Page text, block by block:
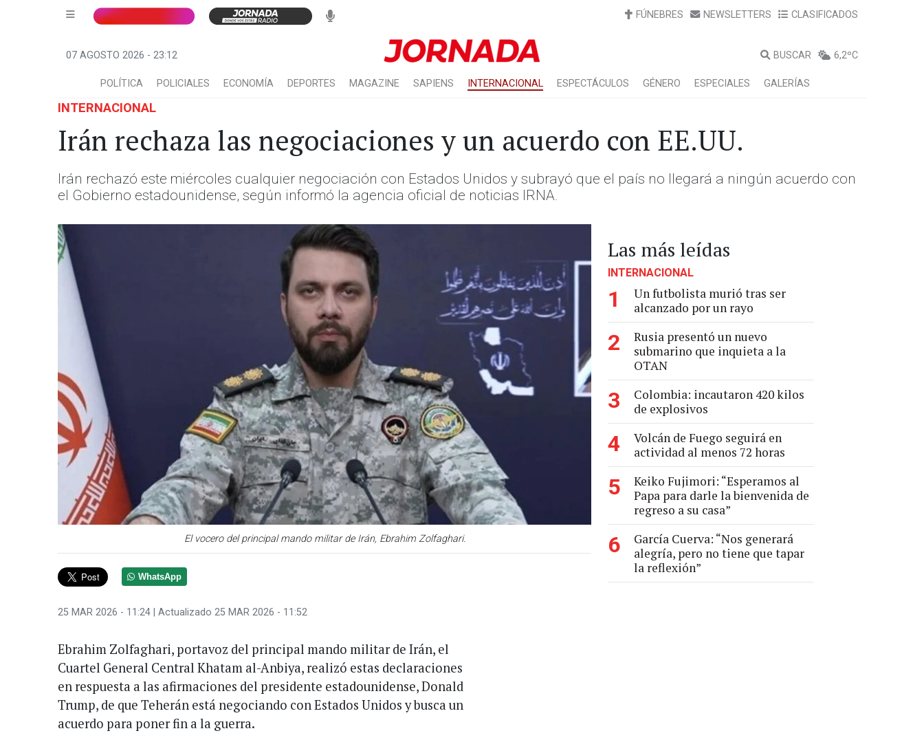
FÚNEBRES NEWSLETTERS CLASIFICADOS
07 AGOSTO 2026 - 23:12 BUSCAR 6,2ºC
POLÍTICA POLICIALES ECONOMÍA DEPORTES MAGAZINE SAPIENS INTERNACIONAL ESPECTÁCULOS GÉNERO ESPECIALES GALERÍAS
INTERNACIONAL
Irán rechaza las negociaciones y un acuerdo con EE.UU.
Irán rechazó este miércoles cualquier negociación con Estados Unidos y subrayó que el país no llegará a ningún acuerdo con
el Gobierno estadounidense, según informó la agencia oficial de noticias IRNA.
El vocero del principal mando militar de Irán, Ebrahim Zolfaghari.
WhatsApp
25 MAR 2026 - 11:24 | Actualizado 25 MAR 2026 - 11:52
Ebrahim Zolfaghari, portavoz del principal mando militar de Irán, el
Cuartel General Central Khatam al-Anbiya, realizó estas declaraciones
en respuesta a las afirmaciones del presidente estadounidense, Donald
Trump, de que Teherán está negociando con Estados Unidos y busca un
acuerdo para poner fin a la guerra.
Las más leídas
INTERNACIONAL
1
Un futbolista murió tras ser
alcanzado por un rayo
2
Rusia presentó un nuevo
submarino que inquieta a la
OTAN
3
Colombia: incautaron 420 kilos
de explosivos
4
Volcán de Fuego seguirá en
actividad al menos 72 horas
5
Keiko Fujimori: “Esperamos al
Papa para darle la bienvenida de
regreso a su casa”
6
García Cuerva: “Nos generará
alegría, pero no tiene que tapar
la reflexión”